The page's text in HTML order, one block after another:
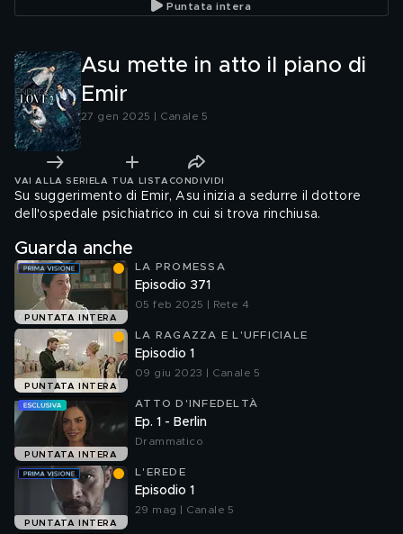
Puntata intera
Asu mette in atto il piano di
Emir
27 gen 2025 | Canale 5
VAI ALLA SERIE LA TUA LISTA CONDIVIDI
Su suggerimento di Emir, Asu inizia a sedurre il dottore
dell'ospedale psichiatrico in cui si trova rinchiusa.
Guarda anche
PUNTATA INTERA
LA PROMESSA
Episodio 371
05 feb 2025 | Rete 4
PUNTATA INTERA
LA RAGAZZA E L'UFFICIALE
Episodio 1
09 giu 2023 | Canale 5
PUNTATA INTERA
ATTO D'INFEDELTÀ
Ep. 1 - Berlin
Drammatico
PUNTATA INTERA
L'EREDE
Episodio 1
29 mag | Canale 5